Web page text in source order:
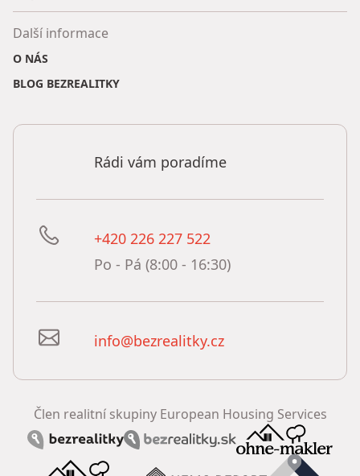
Další informace
O NÁS
BLOG BEZREALITKY
Rádi vám poradíme
+420 226 227 522
Po - Pá (8:00 - 16:30)
info@bezrealitky.cz
Člen realitní skupiny European Housing Services